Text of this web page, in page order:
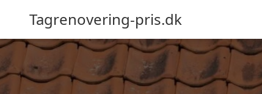
Tagrenovering-pris.dk